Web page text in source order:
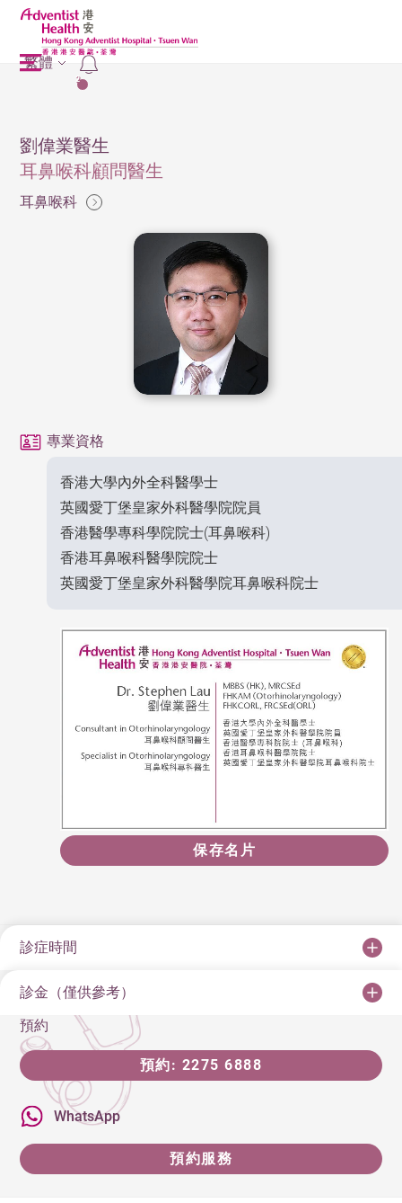
2
繁體
劉偉業醫生
耳鼻喉科顧問醫生
耳鼻喉科
專業資格
香港大學內外全科醫學士
英國愛丁堡皇家外科醫學院院員
香港醫學專科學院院士(耳鼻喉科)
香港耳鼻喉科醫學院院士
英國愛丁堡皇家外科醫學院耳鼻喉科院士
保存名片
診症時間
診金（僅供參考）
預約
預約: 2275 6888
WhatsApp
預約服務